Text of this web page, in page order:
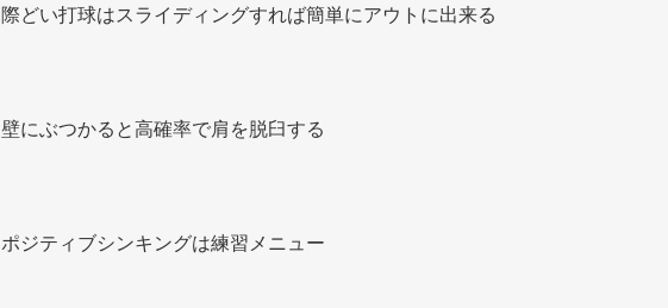
際どい打球はスライディングすれば簡単にアウトに出来る
壁にぶつかると高確率で肩を脱臼する
ポジティブシンキングは練習メニュー